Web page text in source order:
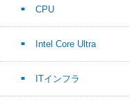
CPU
Intel Core Ultra
ITインフラ